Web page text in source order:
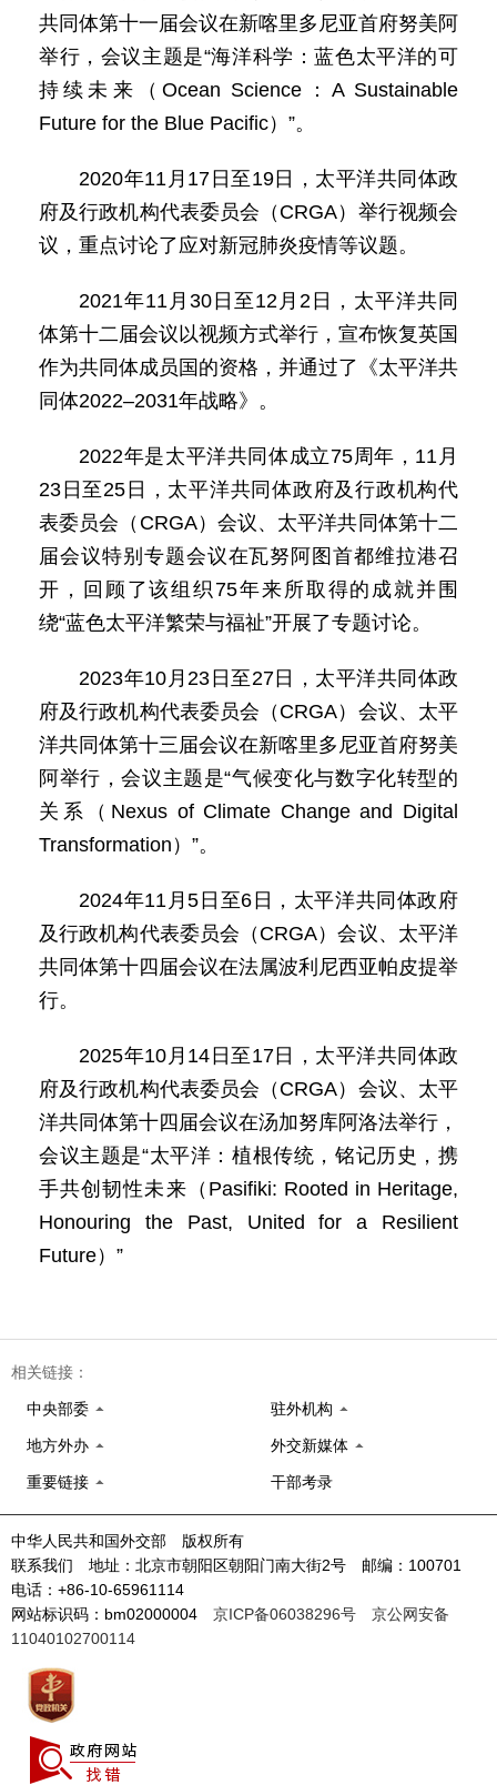
共同体第十一届会议在新喀里多尼亚首府努美阿
举行，会议主题是“海洋科学：蓝色太平洋的可
持续未来（Ocean Science：A Sustainable
Future for the Blue Pacific）”。
2020年11月17日至19日，太平洋共同体政
府及行政机构代表委员会（CRGA）举行视频会
议，重点讨论了应对新冠肺炎疫情等议题。
2021年11月30日至12月2日，太平洋共同
体第十二届会议以视频方式举行，宣布恢复英国
作为共同体成员国的资格，并通过了《太平洋共
同体2022–2031年战略》。
2022年是太平洋共同体成立75周年，11月
23日至25日，太平洋共同体政府及行政机构代
表委员会（CRGA）会议、太平洋共同体第十二
届会议特别专题会议在瓦努阿图首都维拉港召
开，回顾了该组织75年来所取得的成就并围
绕“蓝色太平洋繁荣与福祉”开展了专题讨论。
2023年10月23日至27日，太平洋共同体政
府及行政机构代表委员会（CRGA）会议、太平
洋共同体第十三届会议在新喀里多尼亚首府努美
阿举行，会议主题是“气候变化与数字化转型的
关系（Nexus of Climate Change and Digital
Transformation）”。
2024年11月5日至6日，太平洋共同体政府
及行政机构代表委员会（CRGA）会议、太平洋
共同体第十四届会议在法属波利尼西亚帕皮提举
行。
2025年10月14日至17日，太平洋共同体政
府及行政机构代表委员会（CRGA）会议、太平
洋共同体第十四届会议在汤加努库阿洛法举行，
会议主题是“太平洋：植根传统，铭记历史，携
手共创韧性未来（Pasifiki: Rooted in Heritage,
Honouring the Past, United for a Resilient
Future）”
相关链接：
中央部委 驻外机构
地方外办 外交新媒体
重要链接 干部考录
中华人民共和国外交部 版权所有
联系我们 地址：北京市朝阳区朝阳门南大街2号 邮编：100701
电话：+86-10-65961114
网站标识码：bm02000004 京ICP备06038296号
京公网安备
11040102700114